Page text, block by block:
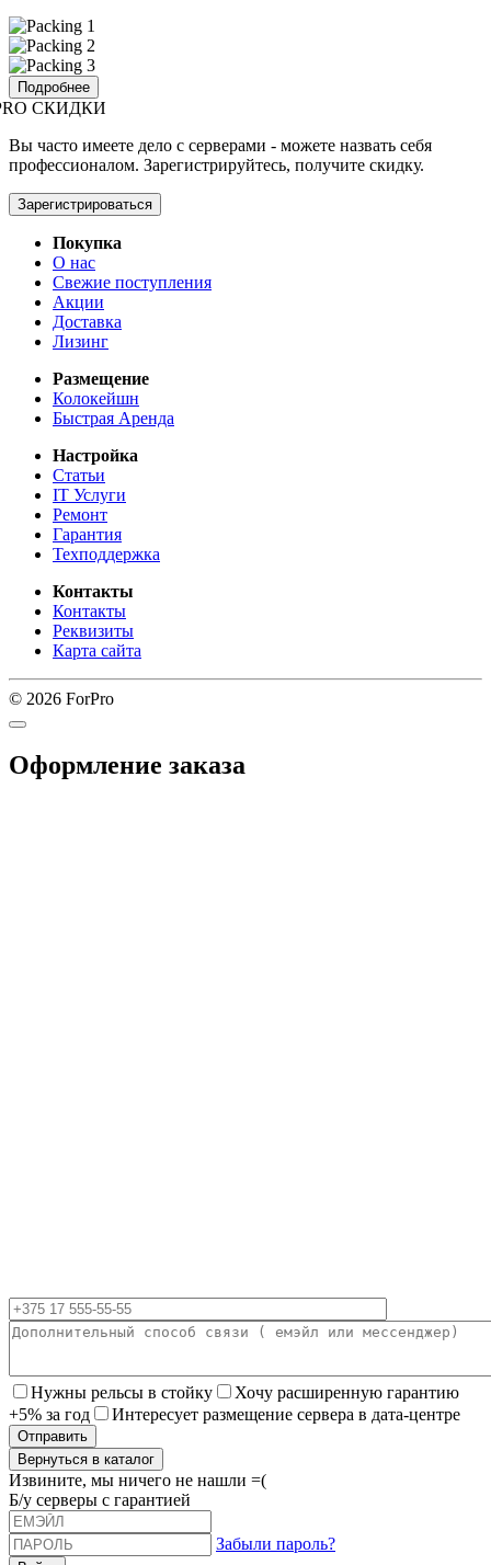
Подробнее
СКИДКИ
Вы часто имеете дело с серверами - можете назвать себя
профессионалом. Зарегистрируйтесь, получите скидку.
Зарегистрироваться
Покупка
О нас
Свежие поступления
Акции
Доставка
Лизинг
Размещение
Колокейшн
Быстрая Аренда
Настройка
Статьи
IT Услуги
Ремонт
Гарантия
Техподдержка
Контакты
Контакты
Реквизиты
Карта сайта
© 2026 ForPro
Оформление заказа
Нужны рельсы в стойку
Хочу расширенную гарантию
+5% за год
Интересует размещение сервера в дата-центре
Вернуться в каталог
Извините, мы ничего не нашли =(
Б/у серверы с гарантией
Забыли пароль?